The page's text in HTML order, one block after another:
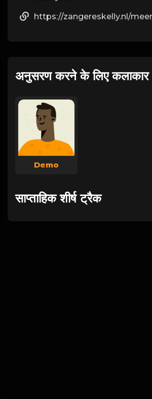
https://zangereskelly.nl/meer/lifestyle/koken-bakken/
अनुसरण करने के लिए कलाकार
Demo
साप्ताहिक शीर्ष ट्रैक